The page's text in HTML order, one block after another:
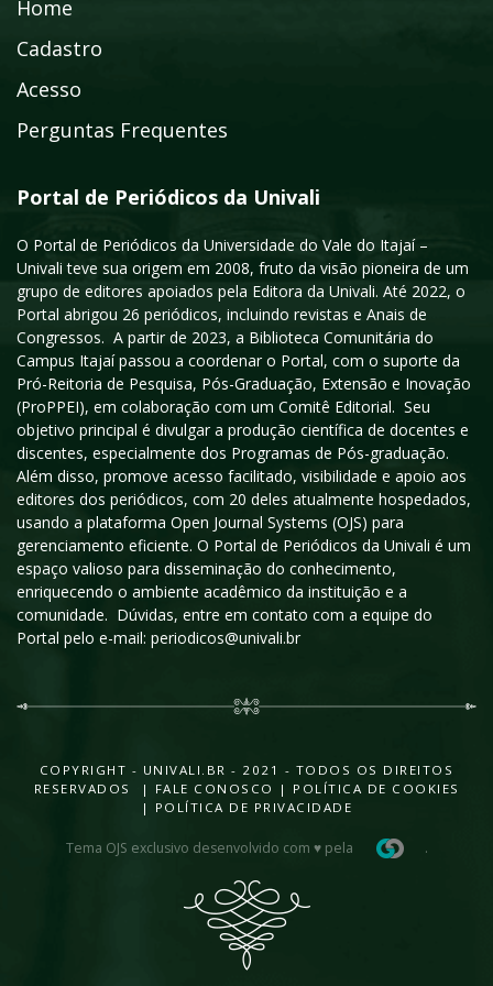
Home
Cadastro
Acesso
Perguntas Frequentes
Portal de Periódicos da Univali
O Portal de Periódicos da Universidade do Vale do Itajaí –
Univali teve sua origem em 2008, fruto da visão pioneira de um
grupo de editores apoiados pela Editora da Univali. Até 2022, o
Portal abrigou 26 periódicos, incluindo revistas e Anais de
Congressos. A partir de 2023, a Biblioteca Comunitária do
Campus Itajaí passou a coordenar o Portal, com o suporte da
Pró-Reitoria de Pesquisa, Pós-Graduação, Extensão e Inovação
(ProPPEI), em colaboração com um Comitê Editorial. Seu
objetivo principal é divulgar a produção científica de docentes e
discentes, especialmente dos Programas de Pós-graduação.
Além disso, promove acesso facilitado, visibilidade e apoio aos
editores dos periódicos, com 20 deles atualmente hospedados,
usando a plataforma Open Journal Systems (OJS) para
gerenciamento eficiente. O Portal de Periódicos da Univali é um
espaço valioso para disseminação do conhecimento,
enriquecendo o ambiente acadêmico da instituição e a
comunidade. Dúvidas, entre em contato com a equipe do
Portal pelo e-mail: periodicos@univali.br
COPYRIGHT - UNIVALI.BR - 2021 - TODOS OS DIREITOS
RESERVADOS |
FALE CONOSCO | POLÍTICA DE COOKIES
| POLÍTICA DE PRIVACIDADE
Tema OJS exclusivo desenvolvido com ♥ pela .